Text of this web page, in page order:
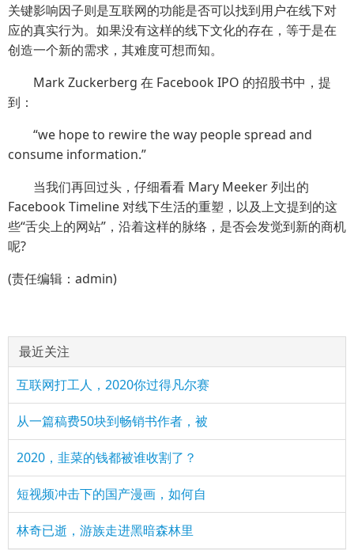
关键影响因子则是互联网的功能是否可以找到用户在线下对
应的真实行为。如果没有这样的线下文化的存在，等于是在
创造一个新的需求，其难度可想而知。
Mark Zuckerberg 在 Facebook IPO 的招股书中，提
到：
“we hope to rewire the way people spread and
consume information.”
当我们再回过头，仔细看看 Mary Meeker 列出的
Facebook Timeline 对线下生活的重塑，以及上文提到的这
些“舌尖上的网站”，沿着这样的脉络，是否会发觉到新的商机
呢?
(责任编辑：admin)
最近关注
互联网打工人，2020你过得凡尔赛
从一篇稿费50块到畅销书作者，被
2020，韭菜的钱都被谁收割了？
短视频冲击下的国产漫画，如何自
林奇已逝，游族走进黑暗森林里